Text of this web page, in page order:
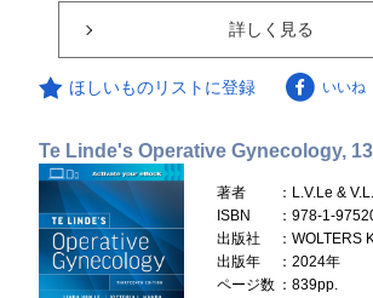
詳しく見る
ほしいものリストに登録 いいね
Te Linde's Operative Gynecology,
著者
：L.V.Le &
ISBN
：978-1-
出版社
：WOLTERS
出版年
：2024年
ページ数 ：839pp.